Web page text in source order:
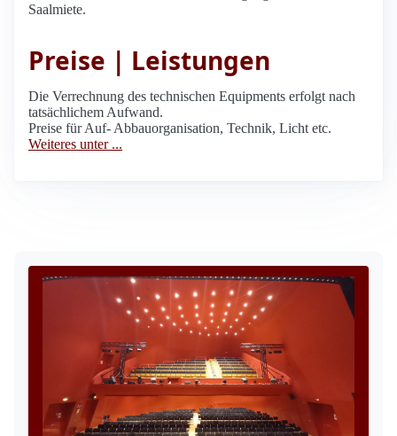
Saalmiete.
Preise | Leistungen
Die Verrechnung des technischen Equipments erfolgt nach
tatsächlichem Aufwand.
Preise für Auf- Abbauorganisation, Technik, Licht etc.
Weiteres unter ...